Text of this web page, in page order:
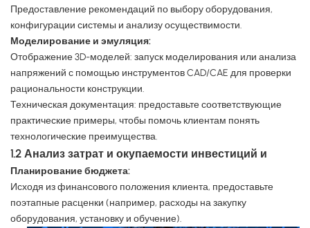
Предоставление рекомендаций по выбору оборудования,
конфигурации системы и анализу осуществимости.
Моделирование и эмуляция:
Отображение 3D-моделей: запуск моделирования или анализа
напряжений с помощью инструментов CAD/CAE для проверки
рациональности конструкции.
Техническая документация: предоставьте соответствующие
практические примеры, чтобы помочь клиентам понять
технологические преимущества.
1.2 Анализ затрат и окупаемости инвестиций и
Планирование бюджета:
Исходя из финансового положения клиента, предоставьте
поэтапные расценки (например, расходы на закупку
оборудования, установку и обучение).